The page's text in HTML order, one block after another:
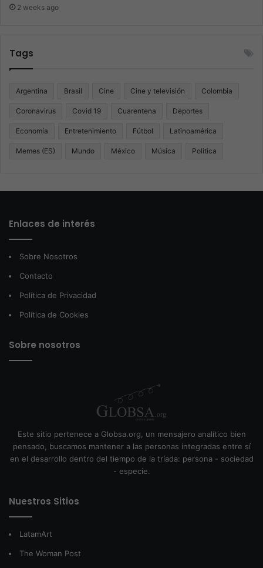
2 weeks ago
Tags
Argentina Brasil Cine Cine y televisión Colombia
Coronavirus Covid 19 Cuarentena Deportes
Economía Entretenimiento Fútbol Latinoamérica
Memes (ES) Mundo México Música Politica
Enlaces de interés
Sobre Nosotros
Contacto
Política de Privacidad
Política de Cookies
Sobre nosotros
Este sitio pertenece a Globsa.org, un mensajero analítico bien
pensado, buscamos mantener a las personas integradas entre sí
en el desarrollo dentro del tiempo de la tríada: persona - sociedad
- especie.
Nuestros Sitios
LatamArt
The Woman Post